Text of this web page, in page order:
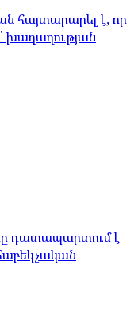
հայտարարել է, որ
խաղաղության
դատապարտում է